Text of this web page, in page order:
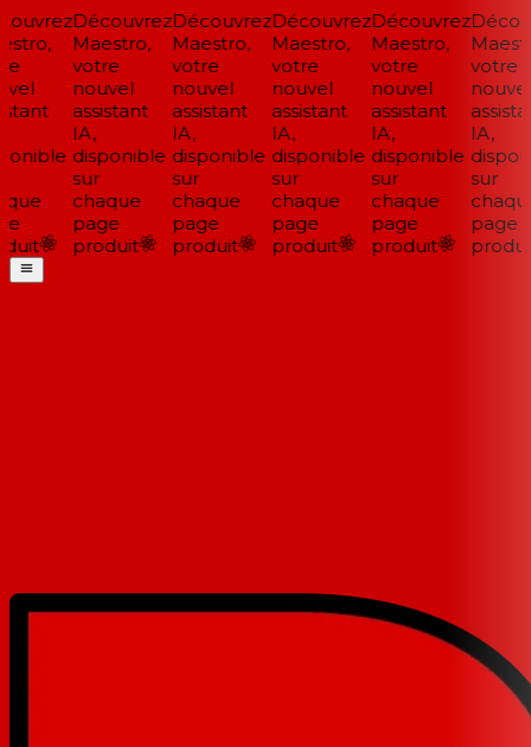
Découvrez
Maestro,
votre
nouvel
assistant
IA,
disponible
sur
chaque
page
produit
Découvrez
Maestro,
votre
nouvel
assistant
IA,
disponible
sur
chaque
page
produit
Découvrez
Maestro,
votre
nouvel
assistant
IA,
disponible
sur
chaque
page
produit
Découvrez
Maestro,
votre
nouvel
assistant
IA,
disponible
sur
chaque
page
produit
votre
nouvel
IA,
sur
chaque
page
produit